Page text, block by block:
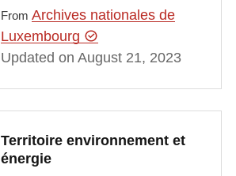
From Archives nationales de
Luxembourg
Updated on August 21, 2023
Territoire environnement et
énergie